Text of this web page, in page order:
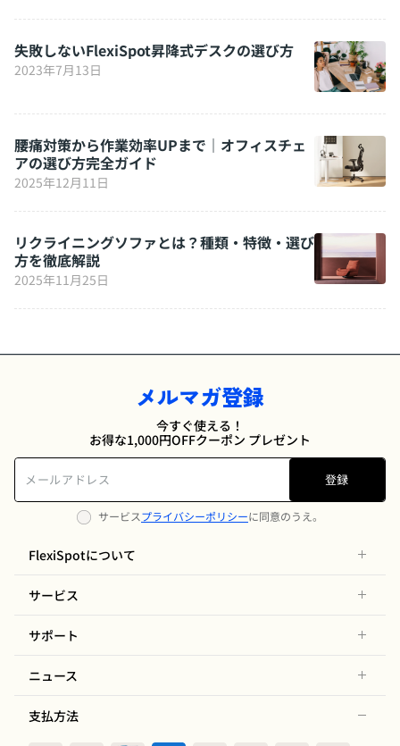
失敗しないFlexiSpot昇降式デスクの選び方
2023年7月13日
腰痛対策から作業効率UPまで｜オフィスチェ
アの選び方完全ガイド
2025年12月11日
リクライニングソファとは？種類・特徴・選び
方を徹底解説
2025年11月25日
メルマガ登録
今すぐ使える！
お得な1,000円OFFクーポン プレゼント
登録
サービスプライバシーポリシーに同意のうえ。
FlexiSpotについて
サービス
サポート
ニュース
支払方法